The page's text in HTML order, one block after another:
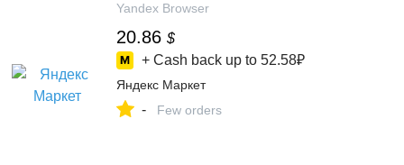
Yandex Browser
20.86 $
+ Cash back up to 52.58₽
Яндекс Маркет
- Few orders